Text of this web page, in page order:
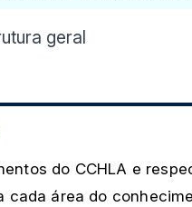
geral
do CCHLA e
cada área do